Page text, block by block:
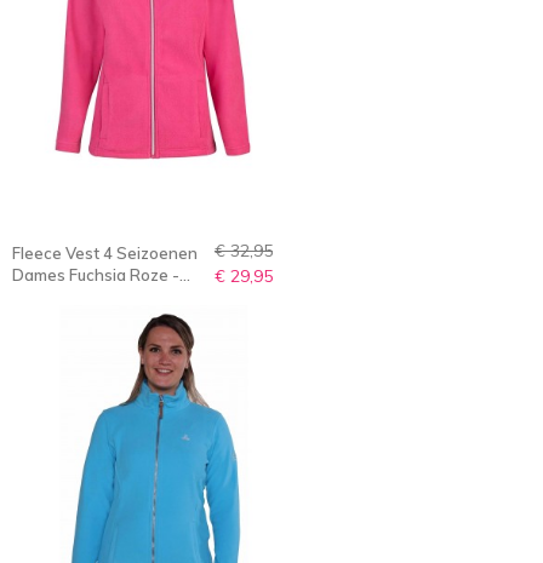
Fleece Vest 4 Seizoenen
Dames Fuchsia Roze -
€ 32,95
€ 29,95